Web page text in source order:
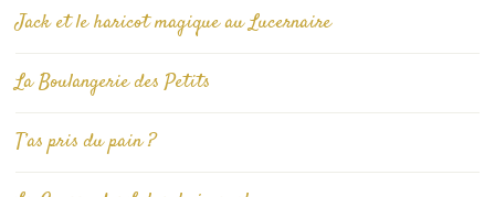
Jack et le haricot magique au Lucernaire
La Boulangerie des Petits
T’as pris du pain ?